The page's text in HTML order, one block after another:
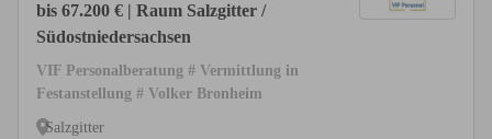
bis 67.200 € | Raum Salzgitter /
Südostniedersachsen
VIF Personalberatung # Vermittlung in
Festanstellung # Volker Bronheim
Salzgitter